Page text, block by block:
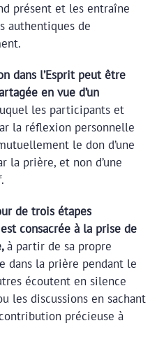
présent et les entraîne
authentiques de
dans l’Esprit peut être
en vue d’un
les participants et
la réflexion personnelle
le don d’une
la prière, et non d’une
de trois étapes
consacrée à la prise de
à partir de sa propre
dans la prière pendant le
écoutent en silence
les discussions en sachant
précieuse à